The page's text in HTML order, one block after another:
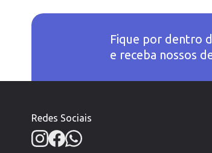
Fique por dentro
e receba nossos
Redes Sociais